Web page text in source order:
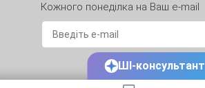
Кожного понеділка на Ваш e-mail
ШІ-консультант